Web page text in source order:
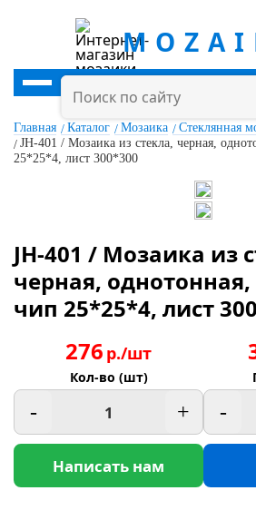
Главная Каталог Мозаика
Стеклянная
JH-401 / Мозаика из стекла, черная,
25*25*4, лист 300*300
JH-401 / Мозаика из
черная, однотонная,
чип 25*25*4, лист
276 р./шт
Кол-во (шт)
- +
Написать нам
-